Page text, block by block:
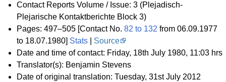
Contact Reports Volume / Issue: 3 (Plejadisch-
Plejarische Kontaktberichte Block 3)
Pages: 497–505 [Contact No. 82 to 132 from 06.09.1977
to 18.07.1980] Stats| Source
Date and time of contact: Friday, 18th July 1980, 11:03 hrs
Translator(s): Benjamin Stevens
Date of original translation: Tuesday, 31st July 2012